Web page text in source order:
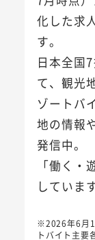
化した求
す。
日本全国
て、観光
ゾートバ
地の情報
発信中。
「働く
していま
※2026年6月
トバイト主要